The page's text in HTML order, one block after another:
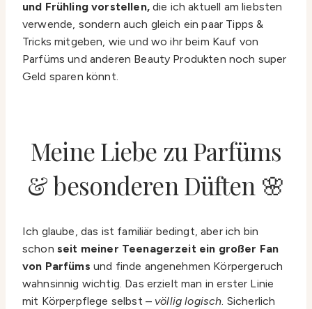
und Frühling vorstellen,die ich aktuell am liebsten
verwende, sondern auch gleich ein paar Tipps &
Tricks mitgeben, wie und wo ihr beim Kauf von
Parfüms und anderen Beauty Produkten noch super
Geld sparen könnt.
Meine Liebe zu Parfüms
& besonderen Düften 🌸
Ich glaube, das ist familiär bedingt, aber ich bin
schon seit meiner Teenagerzeit ein großer Fan
von Parfüms und finde angenehmen Körpergeruch
wahnsinnig wichtig. Das erzielt man in erster Linie
mit Körperpflege selbst – völlig logisch. Sicherlich